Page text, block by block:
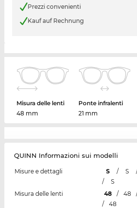
Prezzi convenienti
Kauf auf Rechnung
Misura delle lenti
48 mm
Ponte infralenti
21 mm
QUINN Informazioni sui modelli
Misure e dettagli S / S
/
S
Misura delle lenti
48 / 48
/
48